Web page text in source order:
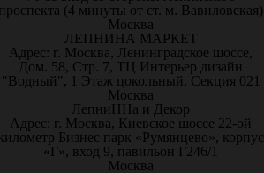
(4 минуты от ст. м. Вавиловская)
Москва
ЛЕПНИНА МАРКЕТ
Адрес: г. Москва, Ленинградское шоссе,
Дом. 58, Стр. 7, ТЦ Интерьер дизайн
"Водный", 1 Этаж цокольный, Секция 021
Москва
ЛепниННа и Декор
Адрес: г. Москва, Киевское шоссе 22-ой
Бизнес парк «Румянцево», корпус
«Г», вход 9, павильон Г246/1
Москва